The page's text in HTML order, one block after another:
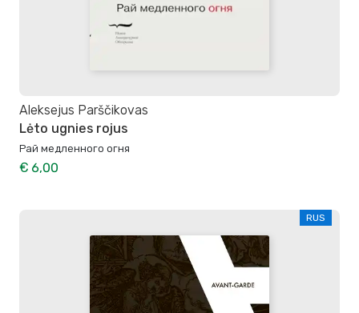
Aleksejus Parščikovas
Lėto ugnies rojus
Рай медленного огня
€ 6,00
RUS